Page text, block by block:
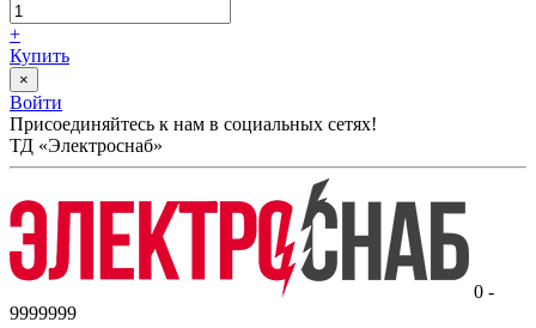
+
Купить
×
Войти
Присоединяйтесь к нам в социальных сетях!
ТД «Электроснаб»
0 -
9999999